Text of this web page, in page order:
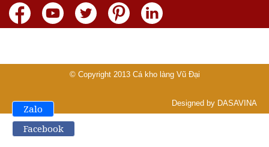
© Copyright 2013 Cá kho làng Vũ Đại
Designed by DASAVINA
Zalo
Facebook